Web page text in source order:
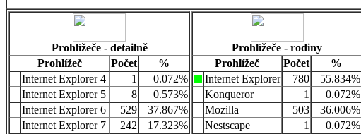
Prohlížeče - detailně
Prohlížeč
Počet
%
Internet Explorer 4
1
0.072%
Internet Explorer 5
8
0.573%
Internet Explorer 6
529
37.867%
Internet Explorer 7
242
17.323%
Prohlížeče - rodiny
Prohlížeč
Počet
%
Internet Explorer
780
55.834%
Konqueror
1
0.072%
Mozilla
503
36.006%
Nestscape
1
0.072%